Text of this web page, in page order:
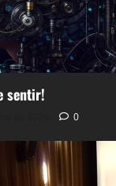
sentir!
0